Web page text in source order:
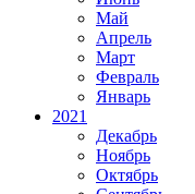
Май
Апрель
Март
Февраль
Январь
2021
Декабрь
Ноябрь
Октябрь